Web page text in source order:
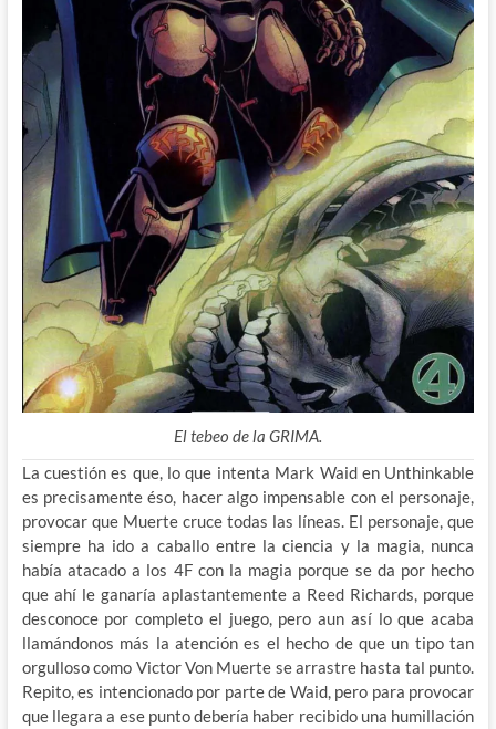
El tebeo de la GRIMA.
La cuestión es que, lo que intenta Mark Waid en Unthinkable
es precisamente éso, hacer algo impensable con el personaje,
provocar que Muerte cruce todas las líneas. El personaje, que
siempre ha ido a caballo entre la ciencia y la magia, nunca
había atacado a los 4F con la magia porque se da por hecho
que ahí le ganaría aplastantemente a Reed Richards, porque
desconoce por completo el juego, pero aun así lo que acaba
llamándonos más la atención es el hecho de que un tipo tan
orgulloso como Victor Von Muerte se arrastre hasta tal punto.
Repito, es intencionado por parte de Waid, pero para provocar
que llegara a ese punto debería haber recibido una humillación